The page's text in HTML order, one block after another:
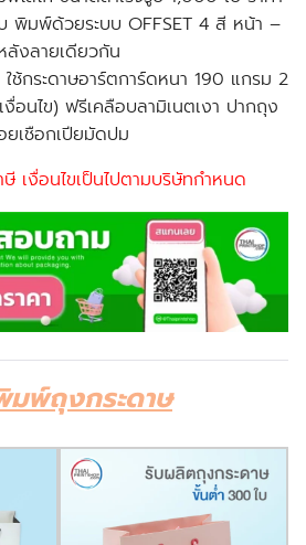
พิมพ์ด้วยระบบ OFFSET 4 สี หน้า –
ลังลายเดียวกัน
ช้กระดาษอาร์ตการ์ดหนา 190 แกรม 2
อนไข) ฟรีเคลือบลามิเนตเงา ปากถุง
ยเชือกเปียมัดปม
เงื่อนไขเป็นไปตามบริษัทกำหนด
มพ์ถุงกระดาษ